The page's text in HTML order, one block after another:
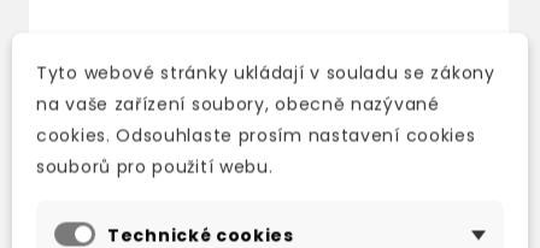
Tyto webové stránky ukládají v souladu se zákony
na vaše zařízení soubory, obecně nazývané
cookies. Odsouhlaste prosím nastavení cookies
souborů pro použití webu.
Technické cookies